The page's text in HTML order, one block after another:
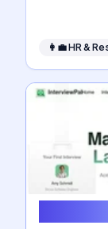
👩‍💼HR &